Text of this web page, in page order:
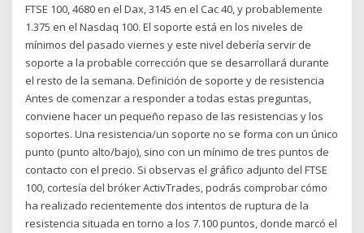
FTSE 100, 4680 en el Dax, 3145 en el Cac 40, y probablemente
1.375 en el Nasdaq 100. El soporte está en los niveles de
mínimos del pasado viernes y este nivel debería servir de
soporte a la probable corrección que se desarrollará durante
el resto de la semana. Definición de soporte y de resistencia
Antes de comenzar a responder a todas estas preguntas,
conviene hacer un pequeño repaso de las resistencias y los
soportes. Una resistencia/un soporte no se forma con un único
punto (punto alto/bajo), sino con un mínimo de tres puntos de
contacto con el precio. Si observas el gráfico adjunto del FTSE
100, cortesía del bróker ActivTrades, podrás comprobar cómo
ha realizado recientemente dos intentos de ruptura de la
resistencia situada en torno a los 7.100 puntos, donde marcó el